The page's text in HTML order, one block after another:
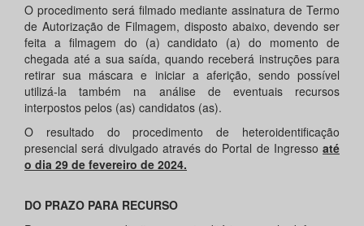
O procedimento será filmado mediante assinatura de Termo
de Autorização de Filmagem, disposto abaixo, devendo ser
feita a filmagem do (a) candidato (a) do momento de
chegada até a sua saída, quando receberá instruções para
retirar sua máscara e iniciar a aferição, sendo possível
utilizá-la também na análise de eventuais recursos
interpostos pelos (as) candidatos (as).
O resultado do procedimento de heteroidentificação
presencial será divulgado através do Portal de Ingresso até
o dia 29 de fevereiro de 2024.
DO PRAZO PARA RECURSO